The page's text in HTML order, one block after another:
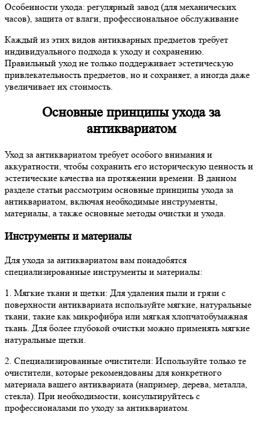
Особенности ухода: регулярный завод (для механических
часов), защита от влаги, профессиональное обслуживание
Каждый из этих видов антикварных предметов требует
индивидуального подхода к уходу и сохранению.
Правильный уход не только поддерживает эстетическую
привлекательность предметов, но и сохраняет, а иногда даже
увеличивает их стоимость.
Основные принципы ухода за
антиквариатом
Уход за антиквариатом требует особого внимания и
аккуратности, чтобы сохранить его историческую ценность и
эстетические качества на протяжении времени. В данном
разделе статьи рассмотрим основные принципы ухода за
антиквариатом, включая необходимые инструменты,
материалы, а также основные методы очистки и ухода.
Инструменты и материалы
Для ухода за антиквариатом вам понадобятся
специализированные инструменты и материалы:
1. Мягкие ткани и щетки: Для удаления пыли и грязи с
поверхности антиквариата используйте мягкие, натуральные
ткани, такие как микрофибра или мягкая хлопчатобумажная
ткань. Для более глубокой очистки можно применять мягкие
натуральные щетки.
2. Специализированные очистители: Используйте только те
очистители, которые рекомендованы для конкретного
материала вашего антиквариата (например, дерева, металла,
стекла). При необходимости, консультируйтесь с
профессионалами по уходу за антиквариатом.